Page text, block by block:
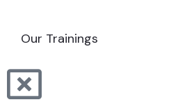
Our Trainings